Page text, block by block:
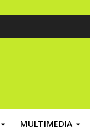
MULTIMEDIA